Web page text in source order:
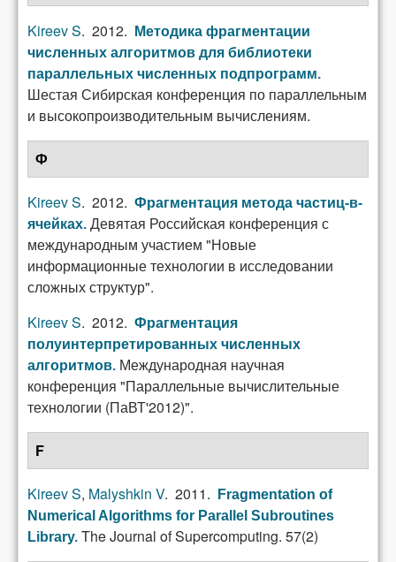
Kireev S. 2012.
Методика фрагментации
численных алгоритмов для библиотеки
параллельных численных подпрограмм.
Шестая Сибирская конференция по параллельным
и высокопроизводительным вычислениям.
Ф
Kireev S. 2012. Фрагментация метода частиц-в-
ячейках. Девятая Российская конференция с
международным участием "Новые
информационные технологии в исследовании
сложных структур".
Kireev S. 2012. Фрагментация
полуинтерпретированных численных
алгоритмов. Международная научная
конференция "Параллельные вычислительные
технологии (ПаВТ'2012)".
F
Kireev S, Malyshkin V. 2011.
Fragmentation of
Numerical Algorithms for Parallel Subroutines
Library. The Journal of Supercomputing. 57(2)